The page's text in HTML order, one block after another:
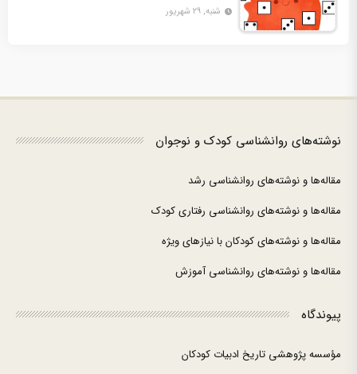
شنبه, ۲۹ شهریور
نوشته‌های روانشناسی کودک و نوجوان
مقاله‌ها و نوشته‌های روانشناسی رشد
مقاله‌ها و نوشته‌های روانشناسی رفتاری کودک
مقاله‌ها و نوشته‌های کودکان با نیازهای ویژه
مقاله‌ها و نوشته‌های روانشناسی آموزش
پیوندگاه
مؤسسه پژوهشی تاریخ ادبیات کودکان